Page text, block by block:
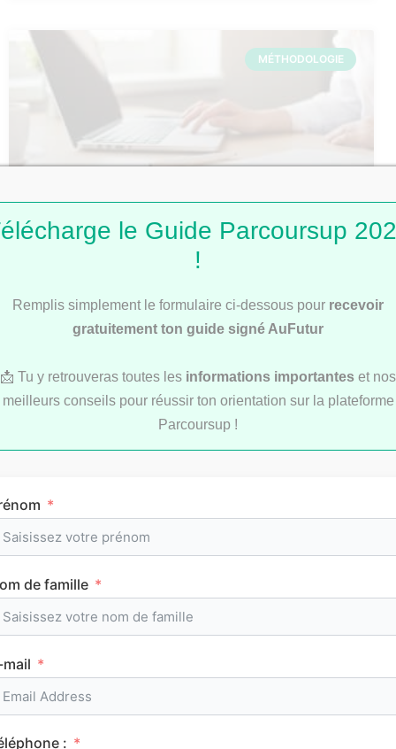
MÉTHODOLOGIE
Comment faire une fiche de révision ?
MÉTHODOLOGIE
Comment réviser pendant les vacances d’été
au lycée ?
le Guide Parcoursup
!
Remplis simplement le formulaire ci-dessous pour recevoir
gratuitement ton guide signé AuFutur
📩 Tu y retrouveras toutes les informations importantes et nos
meilleurs conseils pour réussir ton orientation sur la plateforme
Parcoursup !
de famille
: